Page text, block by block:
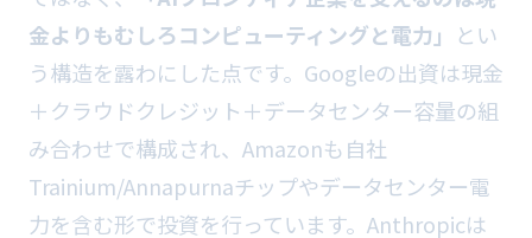
金よりもむしろコンピューティングと電力」
とい
う構造を露わにした点です。Googleの出資は現金
＋クラウドクレジット＋データセンター容量の組
み合わせで構成され、Amazonも自社
Trainium/Annapurnaチップやデータセンター電
力を含む形で投資を行っています。Anthropicは